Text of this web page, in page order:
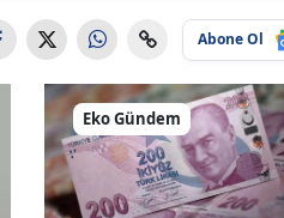
Abone Ol
Eko Gündem